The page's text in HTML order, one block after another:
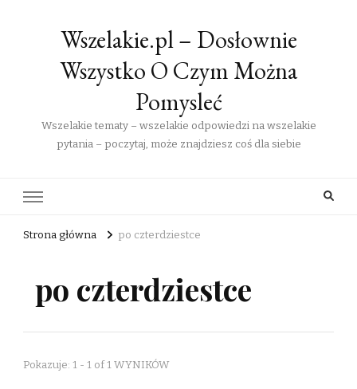
Wszelakie.pl – Dosłownie
Wszystko O Czym Można
Pomysleć
Wszelakie tematy – wszelakie odpowiedzi na wszelakie
pytania – poczytaj, może znajdziesz coś dla siebie
Strona główna po czterdziestce
po czterdziestce
Pokazuje: 1 - 1 of 1 WYNIKÓW